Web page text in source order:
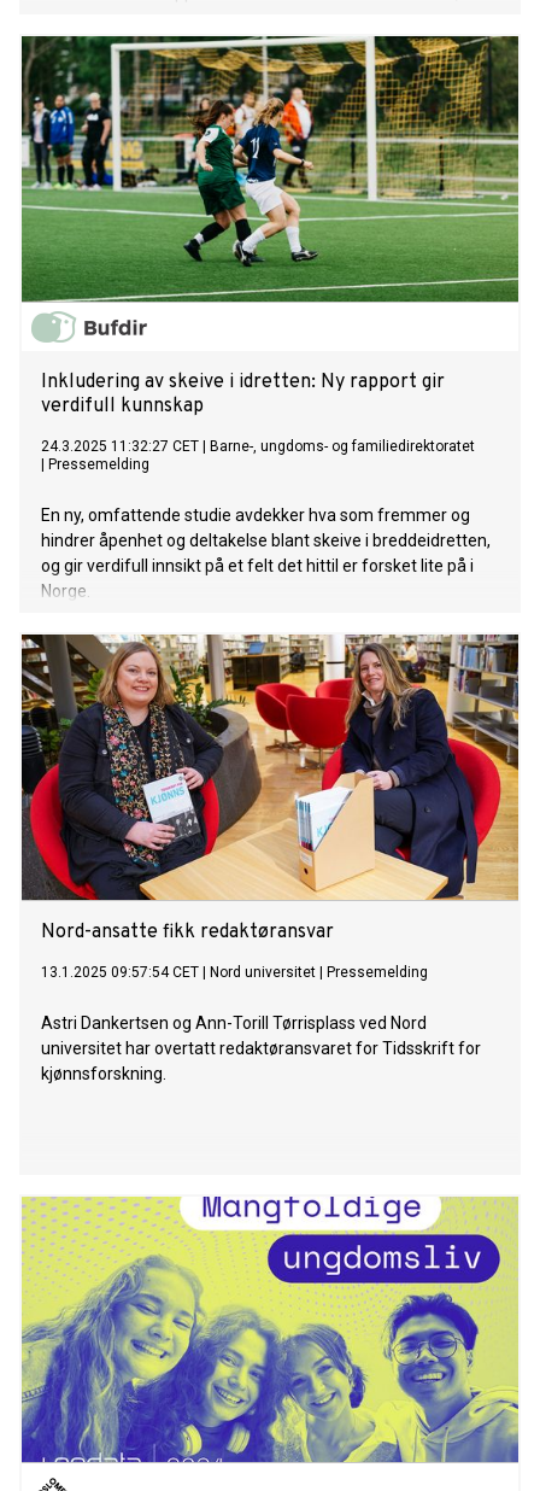
Inkludering av skeive i idretten: Ny rapport gir
verdifull kunnskap
24.3.2025 11:32:27 CET
Barne-, ungdoms- og familiedirektoratet
Pressemelding
En ny, omfattende studie avdekker hva som fremmer og
hindrer åpenhet og deltakelse blant skeive i breddeidretten,
og gir verdifull innsikt på et felt det hittil er forsket lite på i
Norge.
Nord-ansatte fikk redaktøransvar
13.1.2025 09:57:54 CET Nord universitet Pressemelding
Astri Dankertsen og Ann-Torill Tørrisplass ved Nord
universitet har overtatt redaktøransvaret for Tidsskrift for
kjønnsforskning.